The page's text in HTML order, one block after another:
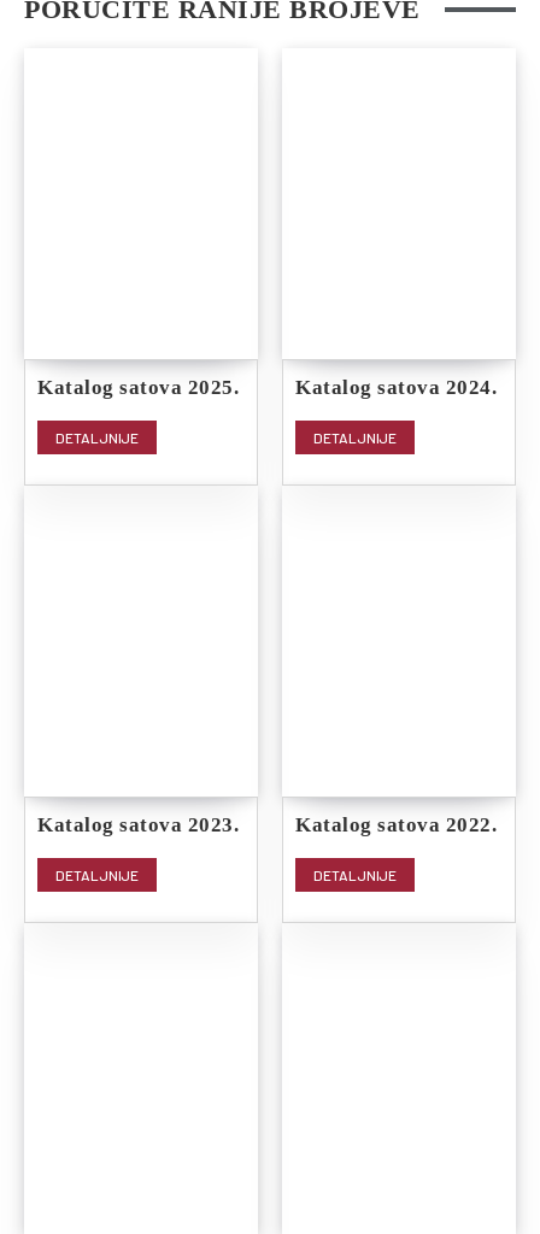
PORUČITE RANIJE BROJEVE
Katalog satova 2025.
DETALJNIJE
Katalog satova 2024.
DETALJNIJE
Katalog satova 2023.
DETALJNIJE
Katalog satova 2022.
DETALJNIJE